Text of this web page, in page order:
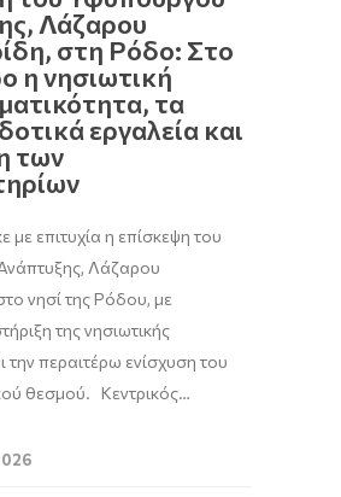
Λάζαρου
στη Ρόδο: Στο
η νησιωτική
τα
εργαλεία και
των
επιτυχία η επίσκεψη του
Λάζαρου
νησί της Ρόδου, με
της νησιωτικής
την περαιτέρω ενίσχυση του
θεσμού. Κεντρικός…